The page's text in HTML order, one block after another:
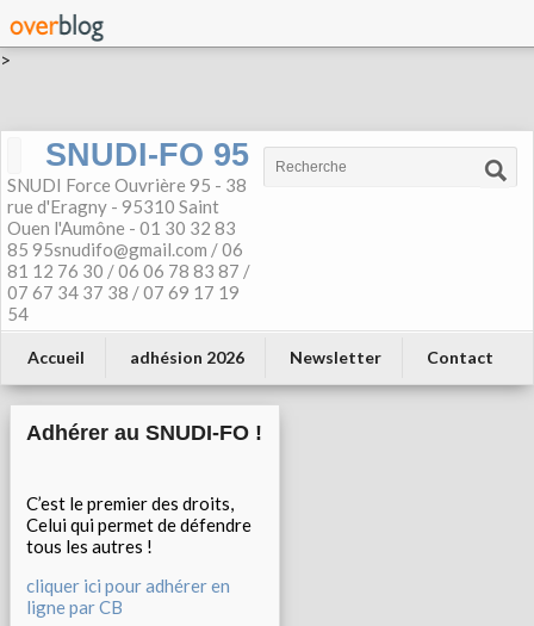
>
SNUDI-FO 95
SNUDI Force Ouvrière 95 - 38
rue d'Eragny - 95310 Saint
Ouen l'Aumône - 01 30 32 83
85 95snudifo@gmail.com / 06
81 12 76 30 / 06 06 78 83 87 /
07 67 34 37 38 / 07 69 17 19
54
Accueil adhésion 2026 Newsletter Contact
Adhérer au SNUDI-FO !
C’est le premier des droits,
Celui qui permet de défendre
tous les autres !
cliquer ici pour adhérer en
ligne par CB